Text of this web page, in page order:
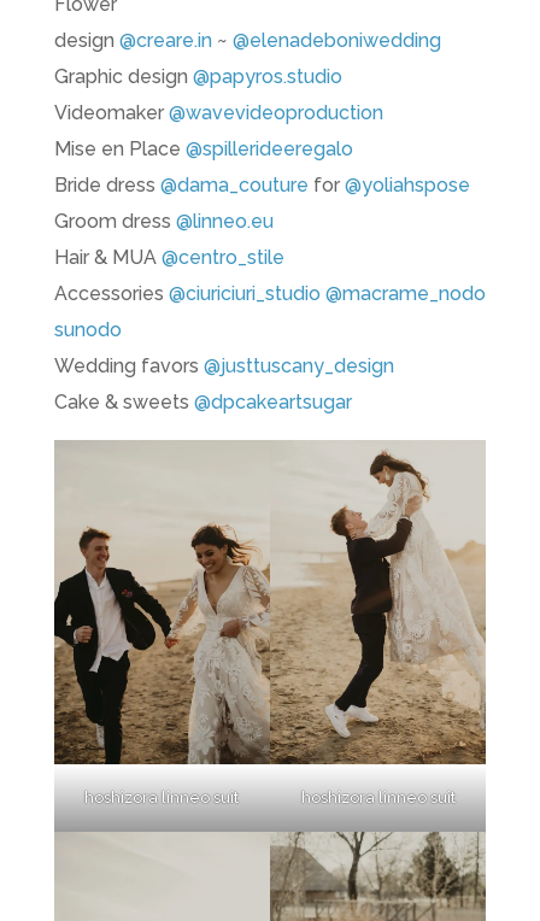
design @creare.in~ @elenadeboniwedding
Graphic design @papyros.studio
Videomaker @wavevideoproduction
Mise en Place @spillerideeregalo
Bride dress @dama_couture for @yoliahspose
Groom dress @linneo.eu
Hair & MUA @centro_stile
Accessories @ciuriciuri_studio @macrame_nodo
sunodo
Wedding favors @justtuscany_design
Cake & sweets @dpcakeartsugar
hoshizora linneo suit hoshizora linneo suit